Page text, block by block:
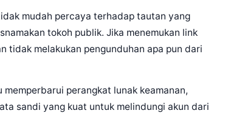
mudah percaya terhadap tautan yang
tokoh publik. Jika menemukan link
tidak melakukan pengunduhan apa pun dari
perangkat lunak keamanan,
sandi yang kuat untuk melindungi akun dari